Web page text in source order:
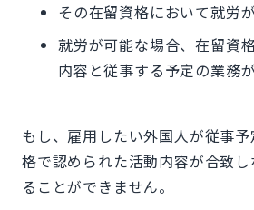
その在留資格において就労
就労が可能な場合、在留資
内容と従事する予定の業務
もし、雇用したい外国人が従事
格で認められた活動内容が合致
ることができません。